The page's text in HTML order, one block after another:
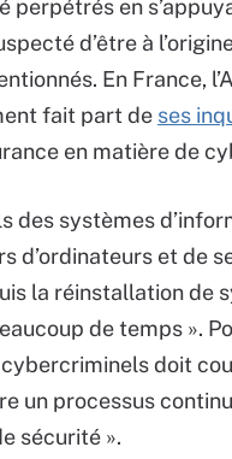
en
d’être à
En France,
fait part de ses
en matière de
des systèmes
d’ordinateurs et de
la réinstallation de
de temps ».
doit
un processus
sécurité ».